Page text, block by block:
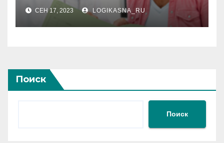
СЕН 17, 2023 LOGIKASNA_RU
Поиск
Поиск